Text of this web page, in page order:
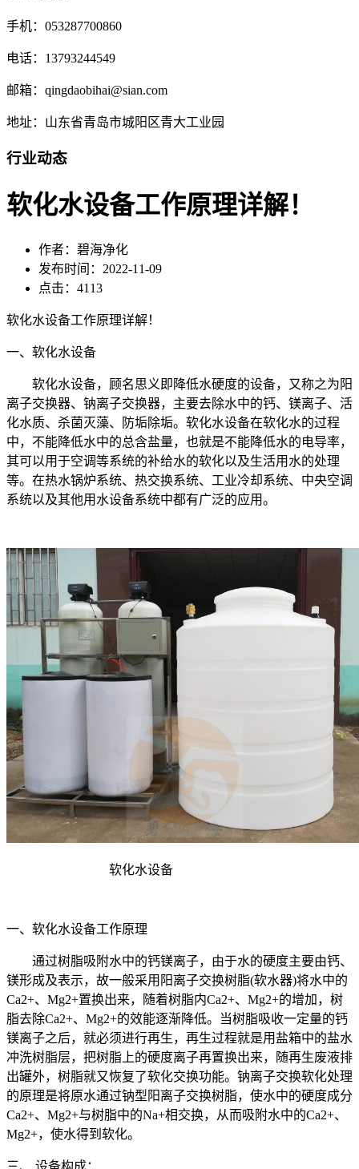
手机：053287700860
电话：13793244549
邮箱：qingdaobihai@sian.com
地址：山东省青岛市城阳区青大工业园
行业动态
软化水设备工作原理详解！
作者：碧海净化
发布时间：2022-11-09
点击：4113
软化水设备工作原理详解！
一、软化水设备
软化水设备，顾名思义即降低水硬度的设备，又称之为阳
离子交换器、钠离子交换器，主要去除水中的钙、镁离子、活
化水质、杀菌灭藻、防垢除垢。软化水设备在软化水的过程
中，不能降低水中的总含盐量，也就是不能降低水的电导率，
其可以用于空调等系统的补给水的软化以及生活用水的处理
等。在热水锅炉系统、热交换系统、工业冷却系统、中央空调
系统以及其他用水设备系统中都有广泛的应用。
软化水设备
一、软化水设备工作原理
通过树脂吸附水中的钙镁离子，由于水的硬度主要由钙、
镁形成及表示，故一般采用阳离子交换树脂(软水器)将水中的
Ca2+、Mg2+置换出来，随着树脂内Ca2+、Mg2+的增加，树
脂去除Ca2+、Mg2+的效能逐渐降低。当树脂吸收一定量的钙
镁离子之后，就必须进行再生，再生过程就是用盐箱中的盐水
冲洗树脂层，把树脂上的硬度离子再置换出来，随再生废液排
出罐外，树脂就又恢复了软化交换功能。钠离子交换软化处理
的原理是将原水通过钠型阳离子交换树脂，使水中的硬度成分
Ca2+、Mg2+与树脂中的Na+相交换，从而吸附水中的Ca2+、
Mg2+，使水得到软化。
三、 设备构成：